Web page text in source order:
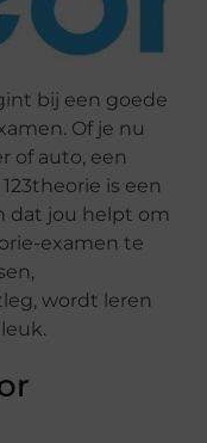
bij een goede
Of je nu
of auto, een
is een
dat jou helpt om
examen te
wordt leren